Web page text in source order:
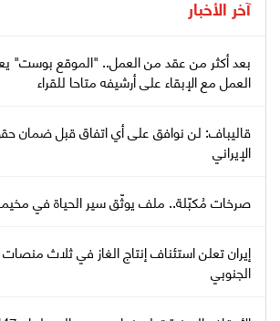
آخر الأخبار
بعد أكثر من عقد من العمل.. "الموقع بوست"
العمل مع الإبقاء على أرشيفه متاحا للقراء
قاليباف: لن نوافق على أي اتفاق قبل ضمان
الإيراني
صرخات مُكبّلة.. ملف يوثّق سير الحياة في
إيران تعلن استئناف إنتاج الغاز في ثلاث
الجنوبي